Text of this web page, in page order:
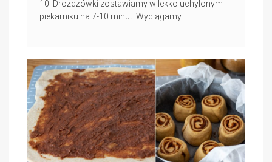
Drożdżówki zostawiamy w lekko uchylonym
piekarniku na 7-10 minut. Wyciągamy.